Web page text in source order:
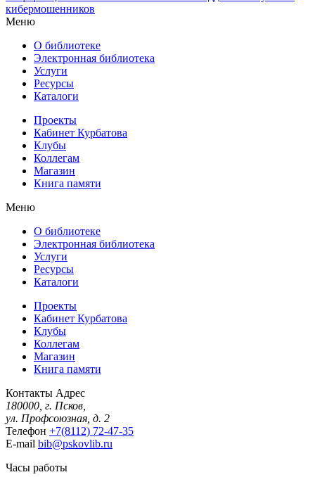
кибермошенников
Меню
О библиотеке
Электронная библиотека
Услуги
Ресурсы
Каталоги
Проекты
Кабинет Курбатова
Клубы
Коллегам
Магазин
Книга памяти
Меню
О библиотеке
Электронная библиотека
Услуги
Ресурсы
Каталоги
Проекты
Кабинет Курбатова
Клубы
Коллегам
Магазин
Книга памяти
Контакты Адрес
180000, г. Псков,
ул. Профсоюзная, д. 2
Телефон +7(8112) 72-47-35
E-mail bib@pskovlib.ru
Часы работы